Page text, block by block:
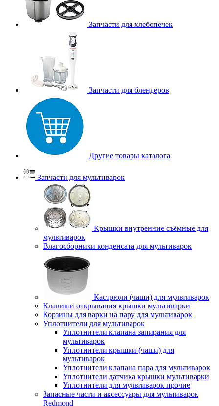
Запчасти для хлебопечек
Запчасти для блендеров
Другие товары каталога
Запчасти для мультиварок
Крышки внутренние съёмные для
мультиварок
Влагосборники конденсата для мультиварок
Кастрюли (чаши) для мультиварок
Клавиши открывания крышки мультиварки
Корзины для варки на пару для мультиварок
Уплотнители для мультиварок
Уплотнители клапана запирания для
мультиварок
Уплотнители крышки (чаши) для
мультиварок
Уплотнители клапана пара для мультиварок
Уплотнители датчика крышки мультиварки
Уплотнители для мультиварок прочие
Запасные части и аксессуары для мультиварок
Redmond